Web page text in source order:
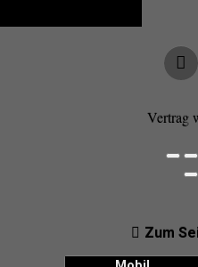
Vertrag
Zum